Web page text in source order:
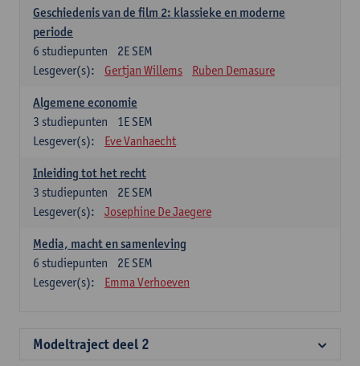
Geschiedenis van de film 2: klassieke en moderne
periode
2E SEM
6 studiepunten
Lesgever(s):
Gertjan Willems Ruben Demasure
Algemene economie
1E SEM
3 studiepunten
Lesgever(s):
Eve Vanhaecht
Inleiding tot het recht
2E SEM
3 studiepunten
Lesgever(s):
Josephine De Jaegere
Media, macht en samenleving
2E SEM
6 studiepunten
Lesgever(s):
Emma Verhoeven
Modeltraject deel 2